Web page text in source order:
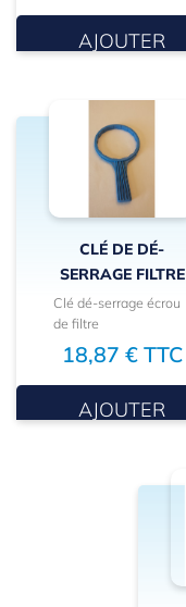
AJOUTER
CLÉ DE DÉ-
SERRAGE FILTRE
Clé dé-serrage écrou
de filtre
18,87 € TTC
AJOUTER